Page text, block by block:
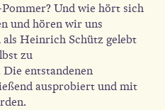
Und wie hört sich
und hören wir uns
Heinrich Schütz gelebt
zu
entstandenen
ausprobiert und mit